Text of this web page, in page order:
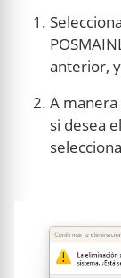
anterior,
A
si desea